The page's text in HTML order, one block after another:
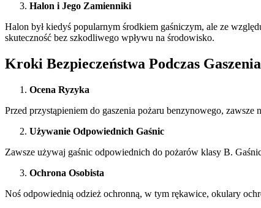
Halon i Jego Zamienniki
Halon był kiedyś popularnym środkiem gaśniczym, ale ze
skuteczność bez szkodliwego wpływu na środowisko.
Kroki Bezpieczeństwa Podczas
Ocena Ryzyka
Przed przystąpieniem do gaszenia pożaru benzynowego,
Używanie Odpowiednich Gaśnic
Zawsze używaj gaśnic odpowiednich do pożarów klasy B.
Ochrona Osobista
Noś odpowiednią odzież ochronną, w tym rękawice, okulary